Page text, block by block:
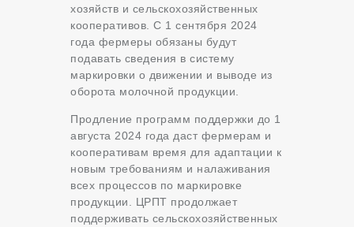
хозяйств и сельскохозяйственных
кооперативов. С 1 сентября 2024
года фермеры обязаны будут
подавать сведения в систему
маркировки о движении и выводе из
оборота молочной продукции.
Продление программ поддержки до 1
августа 2024 года даст фермерам и
кооперативам время для адаптации к
новым требованиям и налаживания
всех процессов по маркировке
продукции. ЦРПТ продолжает
поддерживать сельскохозяйственных